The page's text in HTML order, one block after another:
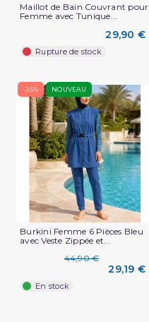
Maillot de Bain Couvrant pour
Femme avec Tunique...
29,90 €
Rupture de stock
-35% NOUVEAU
Burkini Femme 6 Pièces Bleu
avec Veste Zippée et...
44,90 €
29,19 €
En stock